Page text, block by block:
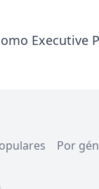
Executive
Por